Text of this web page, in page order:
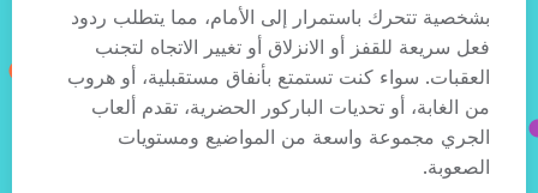
بشخصية تتحرك باستمرار إلى الأمام، مما يتطلب ردود
فعل سريعة للقفز أو الانزلاق أو تغيير الاتجاه لتجنب
العقبات. سواء كنت تستمتع بأنفاق مستقبلية، أو هروب
من الغابة، أو تحديات الباركور الحضرية، تقدم ألعاب
الجري مجموعة واسعة من المواضيع ومستويات
الصعوبة.